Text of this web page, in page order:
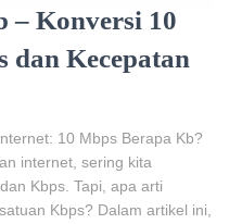
– Konversi 10
dan Kecepatan
10 Mbps Berapa Kb?
internet, sering kita
Kbps. Tapi, apa arti
Kbps? Dalam artikel ini,